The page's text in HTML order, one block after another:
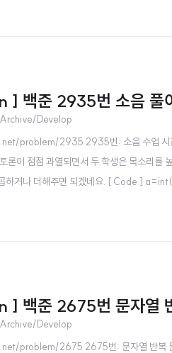
] 백준 2935번 소음 풀
Archive/Develop
problem/2935 2935번: 소음 수업 시간
론이 점점 과열되면서 두 학생은 목소리
곱하거나 더해주면 되겠네요. [ Code
] 백준 2675번 문자열
Archive/Develop
problem/2675 2675번: 문자열 반복 문